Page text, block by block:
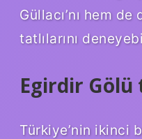
Güllacı’nı hem
tatlılarını
Egirdir Gölü
Türkiye’nin ikinci